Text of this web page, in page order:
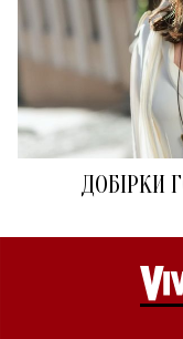
ДОБІРКИ